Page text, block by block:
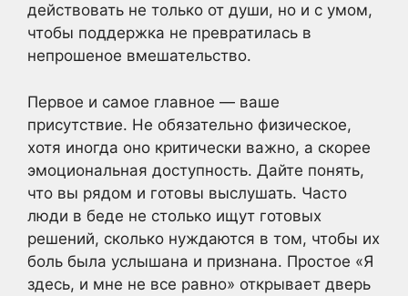
действовать не только от души, но и с умом,
чтобы поддержка не превратилась в
непрошеное вмешательство.
Первое и самое главное — ваше
присутствие. Не обязательно физическое,
хотя иногда оно критически важно, а скорее
эмоциональная доступность. Дайте понять,
что вы рядом и готовы выслушать. Часто
люди в беде не столько ищут готовых
решений, сколько нуждаются в том, чтобы их
боль была услышана и признана. Простое «Я
здесь, и мне не все равно» открывает дверь